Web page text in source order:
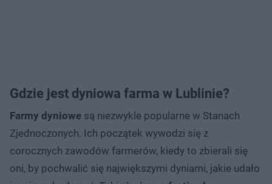
Gdzie jest dyniowa farma w Lublinie?
Farmy dyniowe są niezwykle popularne w Stanach
Zjednoczonych. Ich początek wywodzi się z
corocznych zawodów farmerów, kiedy to zbierali się
oni, by pochwalić się największymi dyniami, jakie udało